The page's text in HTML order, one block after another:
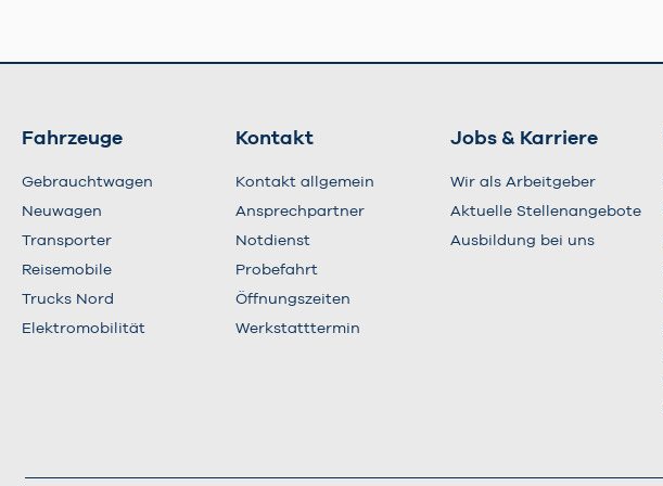
Fahrzeuge
Gebrauchtwagen
Neuwagen
Transporter
Reisemobile
Trucks Nord
Elektromobilität
Kontakt
Kontakt allgemein
Ansprechpartner
Notdienst
Probefahrt
Öffnungszeiten
Werkstatttermin
Jobs & Karriere
Wir als Arbeitgeber
Aktuelle Stellenangebote
Ausbildung bei uns